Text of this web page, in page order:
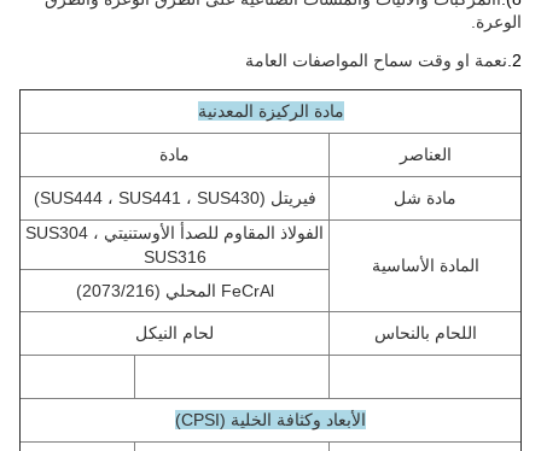
الوعرة.
.نعمة او وقت سماحالمواصفات العامة
مادة الركيزة المعدنية
العناصر مادة
مادة شل فيريتل (SUS444 ، SUS441 ، SUS430)
المادة الأساسية
الفولاذ المقاوم للصدأ الأوستنيتي SUS304 ،
SUS316
FeCrAl المحلي (2073/216)
اللحام بالنحاس لحام النيكل
الأبعاد وكثافة الخلية (CPSI)